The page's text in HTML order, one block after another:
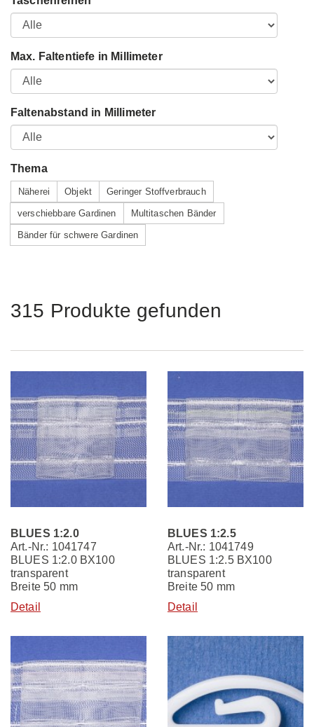
Max. Faltentiefe in Millimeter
Faltenabstand in Millimeter
Thema
Näherei Objekt Geringer Stoffverbrauch
verschiebbare Gardinen Multitaschen Bänder
Bänder für schwere Gardinen
315 Produkte gefunden
BLUES 1:2.0
Art.-Nr.: 1041747
BLUES 1:2.0 BX100
transparent
Breite 50 mm
Detail
BLUES 1:2.5
Art.-Nr.: 1041749
BLUES 1:2.5 BX100
transparent
Breite 50 mm
Detail